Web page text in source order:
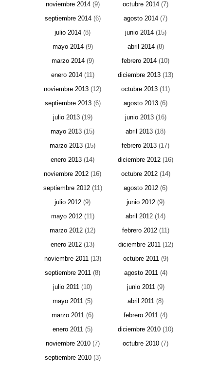
noviembre 2014(9) octubre 2014 (7)
septiembre 2014(6) agosto 2014 (7)
julio 2014 (8) junio 2014(15)
mayo 2014(9) abril 2014(8)
marzo 2014(9) febrero 2014 (10)
enero 2014(11) diciembre 2013 (13)
noviembre 2013 (12) octubre 2013 (11)
septiembre 2013(6) agosto 2013 (6)
julio 2013(19) junio 2013(16)
mayo 2013 (15) abril 2013 (18)
marzo 2013 (15) febrero 2013 (17)
enero 2013 (14) diciembre 2012 (16)
noviembre 2012 (16) octubre 2012(14)
septiembre 2012(11) agosto 2012 (6)
julio 2012 (9) junio 2012 (9)
mayo 2012(11) abril 2012 (14)
marzo 2012 (12) febrero 2012(11)
enero 2012 (13) diciembre 2011(12)
noviembre 2011(13) octubre 2011(9)
septiembre 2011 (8) agosto 2011(4)
julio 2011 (10) junio 2011(9)
mayo 2011 (5) abril 2011 (8)
marzo 2011 (6) febrero 2011 (4)
enero 2011 (5) diciembre 2010 (10)
noviembre 2010(7) octubre 2010 (7)
septiembre 2010(3)